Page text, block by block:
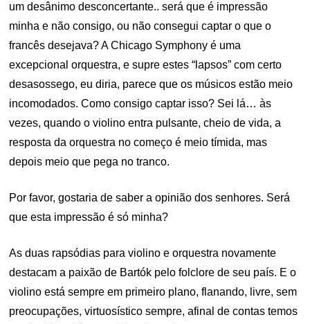
um desânimo desconcertante.. será que é impressão
minha e não consigo, ou não consegui captar o que o
francês desejava? A Chicago Symphony é uma
excepcional orquestra, e supre estes “lapsos” com certo
desasossego, eu diria, parece que os músicos estão meio
incomodados. Como consigo captar isso? Sei lá… às
vezes, quando o violino entra pulsante, cheio de vida, a
resposta da orquestra no começo é meio tímida, mas
depois meio que pega no tranco.
Por favor, gostaria de saber a opinião dos senhores. Será
que esta impressão é só minha?
As duas rapsódias para violino e orquestra novamente
destacam a paixão de Bartók pelo folclore de seu país. E o
violino está sempre em primeiro plano, flanando, livre, sem
preocupações, virtuosístico sempre, afinal de contas temos